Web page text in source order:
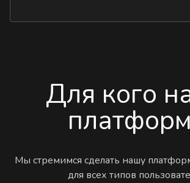
Для кого
Мы стремимся сделать нашу
для всех типов